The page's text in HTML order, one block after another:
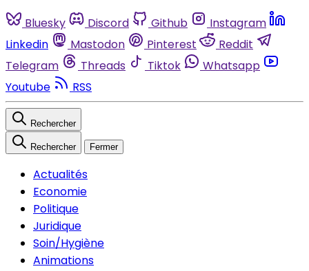
Bluesky Discord Github
Instagram
Linkedin
Mastodon Pinterest
Reddit
Telegram
Threads Tiktok
Whatsapp
Youtube
RSS
Rechercher
Rechercher Fermer
Actualités
Economie
Politique
Juridique
Soin/Hygiène
Animations